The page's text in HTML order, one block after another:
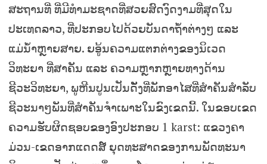
ສະຖານທີ່ ທີ່ມີທຳມະຊາດທີ່ສວຍສົດງົດງາມທີ່ສຸດໃນ
ປະເທດລາວ, ທີ່ປະກອບໄປດ້ວຍບັນດາຖໍ້າຕ່າງໆ ແລະ
ແມ່ນໍ້າຫຼາຍສາຍ. ຍອູ້ນຄວາມແຕກຕ່າງຂອງນິເວດ
ວິທະຍາ ທີ່ສາຄັນ ແລະ ຄວາມຫຼາກຫຼາຍທາງດ້ານ
ຊີວະວິທະຍາ, ພູຫີນປູນເປັນດັັ່ງທີ່ພັກອາໄສທີ່ສຳຄັນສຳລັບ
ຊີວະນາໆພັນທີ່ສຳຄັນຈຳເພາະໃນຂົງເຂດນີ້. ໃນຂອບເຂດ
ຄວາມຮັບຜິດຊອບຂອງອົງປະກອບ 1 karst: ແຂວງຄາ
ມ່ວນ-ເຂດອາກແດດສ໌ ຍຸດທະສາດຂອງການພັດທະນາ